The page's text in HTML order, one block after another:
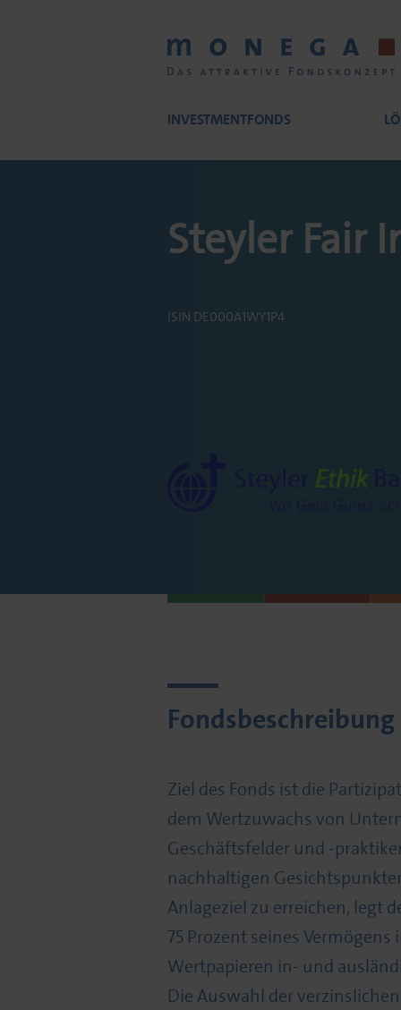
navigation
INVESTMENTFONDS
Steyler Fair
ISIN DE000A1WY1P4
Fondsbeschreibung
Ziel des Fonds ist die
dem Wertzuwachs von
Geschäftsfelder und -
nachhaltigen
Anlageziel zu erreichen, legt
75 Prozent seines
Wertpapieren in- und
Die Auswahl der